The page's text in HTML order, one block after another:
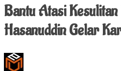
Bantu Atasi
Hasanuddin Gelar